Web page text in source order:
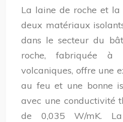
La laine de roche et
deux matériaux
dans le secteur du
roche, fabriquée à
volcaniques, offre une
au feu et une bonne
avec une conductivité
de 0,035 W/mK.